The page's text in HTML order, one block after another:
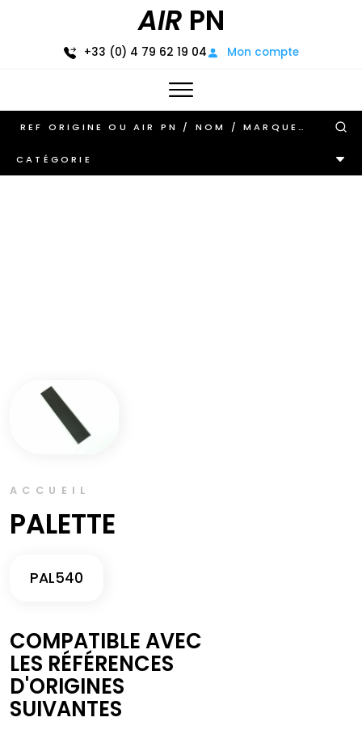
AIR PN
+33 (0) 4 79 62 19 04 Mon compte
CATÉGORIE
ACCUEIL
PALETTE
PAL540
COMPATIBLE AVEC
LES RÉFÉRENCES
D'ORIGINES
SUIVANTES